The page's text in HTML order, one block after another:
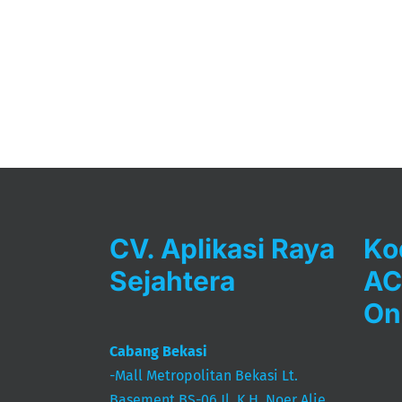
CV. Aplikasi Raya
Sejahtera
Cabang Bekasi
-Mall Metropolitan Bekasi Lt.